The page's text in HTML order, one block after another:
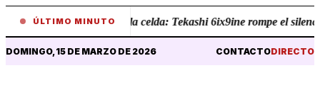
ÚLTIMO MINUTO
Revelaciones desde la celda: Tekashi 6ix9ine rompe el silencio
DOMINGO, 15 DE MARZO DE 2026 CONTACTODIRECTO